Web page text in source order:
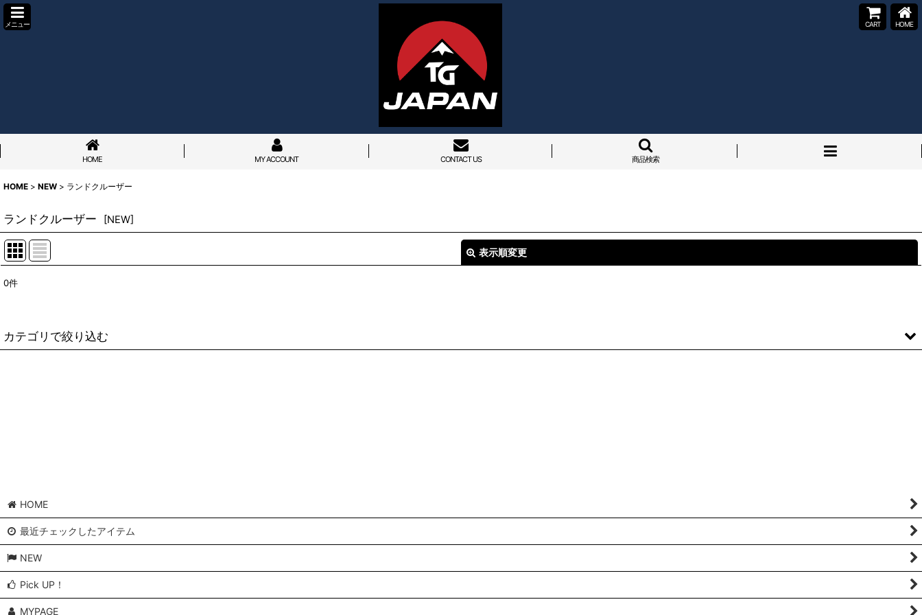
メニュー CART HOME
HOME MY ACCOUNT CONTACT US 商品検索
HOME > NEW > ランドクルーザー
ランドクルーザー [NEW]
表示順変更
サブカテゴリ
表示数
0件
カテゴリで絞り込む
ブレーキ
エクステリア
ホイール/スペーサー
HOME
最近チェックしたアイテム
NEW
Pick UP！
MYPAGE